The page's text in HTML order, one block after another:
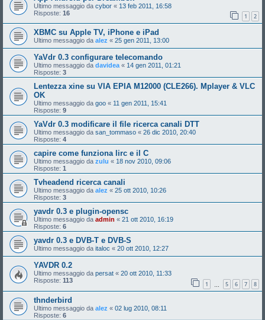
Ultimo messaggio da cybor « 13 feb 2011, 16:58
Risposte: 16 1 2
XBMC su Apple TV, iPhone e iPad
Ultimo messaggio da alez « 25 gen 2011, 13:00
YaVdr 0.3 configurare telecomando
Ultimo messaggio da davidea« 14 gen 2011, 01:21
Risposte: 3
Lentezza xine su VIA EPIA M12000 (CLE266). Mplayer & VLC
OK
Ultimo messaggio da goo « 11 gen 2011, 15:41
Risposte: 9
YaVdr 0.3 modificare il file ricerca canali DTT
Ultimo messaggio da san_tommaso « 26 dic 2010, 20:40
Risposte: 4
capire come funziona lirc e il C
Ultimo messaggio da zulu « 18 nov 2010, 09:06
Risposte: 1
Tvheadend ricerca canali
Ultimo messaggio da alez « 25 ott 2010, 10:26
Risposte: 3
yavdr 0.3 e plugin-opensc
Ultimo messaggio da admin « 21 ott 2010, 16:19
Risposte: 6
yavdr 0.3 e DVB-T e DVB-S
Ultimo messaggio da italoc « 20 ott 2010, 12:27
YAVDR 0.2
Ultimo messaggio da persat « 20 ott 2010, 11:33
Risposte: 113 1 5 6 7 8
thnderbird
Ultimo messaggio da alez « 02 lug 2010, 08:11
Risposte: 6